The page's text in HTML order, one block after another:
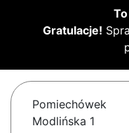
Gratulacje!
Pomiechówek
Modlińska 1